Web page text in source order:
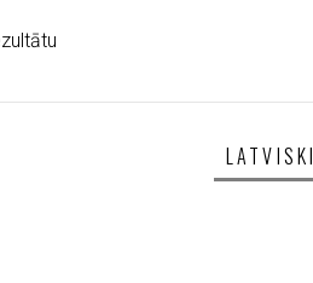
LATVISKI